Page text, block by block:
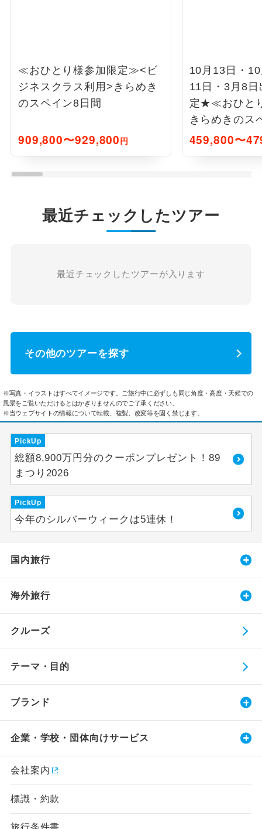
≪おひとり様参加限定≫<ビ
ジネスクラス利用>きらめき
のスペイン8日間
909,800〜929,800円
10月13日・
11日・3月8
定★≪おひと
きらめきのス
459,800〜
最近チェックしたツアー
最近チェックしたツアーが入ります
その他のツアーを探す
※写真・イラストはすべてイメージです。ご旅行中に必ずしも同じ角度・高度・天候での
風景をご覧いただけるとはかぎりませんのでご了承ください。
※当ウェブサイトの情報について転載、複製、改変等を固く禁じます。
PickUp
総額8,900万円分のクーポンプレゼント！89
まつり2026
PickUp
今年のシルバーウィークは5連休！
国内旅行
海外旅行
クルーズ
テーマ・目的
ブランド
企業・学校・団体向けサービス
会社案内
標識・約款